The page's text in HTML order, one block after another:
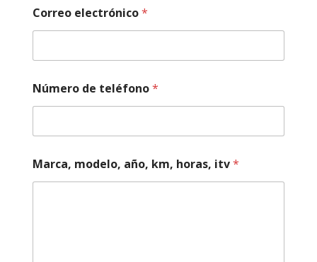
Correo electrónico*
Número de teléfono*
Marca, modelo, año, km, horas, itv*